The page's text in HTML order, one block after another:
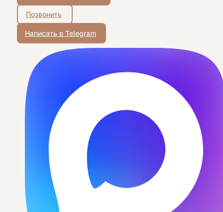
Позвонить
Написать в Telegram